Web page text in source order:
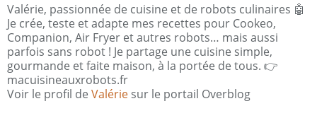
Valérie, passionnée de cuisine et de robots culinaires 🤖
Je crée, teste et adapte mes recettes pour Cookeo,
Companion, Air Fryer et autres robots… mais aussi
parfois sans robot ! Je partage une cuisine simple,
gourmande et faite maison, à la portée de tous. 👉
macuisineauxrobots.fr
Voir le profil de Valérie sur le portail Overblog